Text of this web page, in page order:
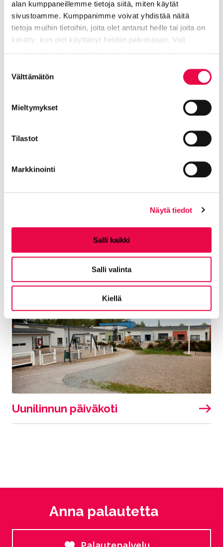
alan kumppaneillemme tietoja siitä, miten käytät
sivustoamme. Kumppanimme voivat yhdistää näitä
tietoja muihin tietoihin, joita olet antanut heille tai joita on
kerätty, kun olet käyttänyt heidän palvelujaan. Voit
valinta
Välttämätön
Mieltymykset
Tilastot
Markkinointi
Näytä tiedot
Salli kaikki
Salli valinta
Kiellä
Piikinmäen päiväkoti
Uramon päiväkoti
Uunilinnun päiväkoti
Anna palautetta